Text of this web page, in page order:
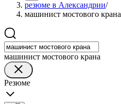
резюме в Александрии/
машинист мостового крана
машинист мостового крана
Резюме